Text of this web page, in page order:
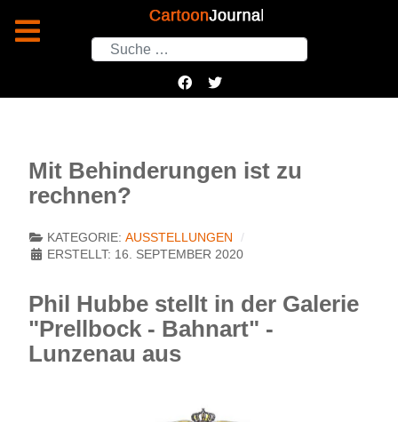
Suchen
Mit Behinderungen ist zu
rechnen?
KATEGORIE: AUSSTELLUNGEN
ERSTELLT: 16. SEPTEMBER 2020
Phil Hubbe stellt in der Galerie
"Prellbock - Bahnart" -
Lunzenau aus